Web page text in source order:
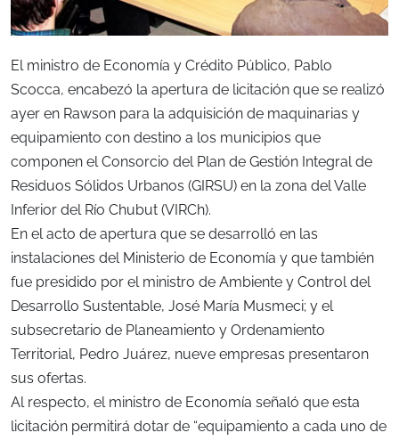
El ministro de Economía y Crédito Público, Pablo
Scocca, encabezó la apertura de licitación que se realizó
ayer en Rawson para la adquisición de maquinarias y
equipamiento con destino a los municipios que
componen el Consorcio del Plan de Gestión Integral de
Residuos Sólidos Urbanos (GIRSU) en la zona del Valle
Inferior del Río Chubut (VIRCh).
En el acto de apertura que se desarrolló en las
instalaciones del Ministerio de Economía y que también
fue presidido por el ministro de Ambiente y Control del
Desarrollo Sustentable, José María Musmeci; y el
subsecretario de Planeamiento y Ordenamiento
Territorial, Pedro Juárez, nueve empresas presentaron
sus ofertas.
Al respecto, el ministro de Economía señaló que esta
licitación permitirá dotar de “equipamiento a cada uno de